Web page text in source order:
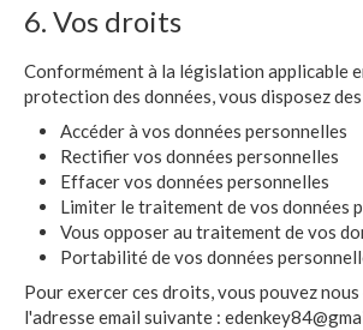
6. Vos droits
Conformément à la législation applicable
protection des données, vous disposez
Accéder à vos données personnelles
Rectifier vos données personnelles
Effacer vos données personnelles
Limiter le traitement de vos données
Vous opposer au traitement de vos
Portabilité de vos données
Pour exercer ces droits, vous pouvez
l'adresse email suivante :